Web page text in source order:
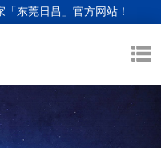
东莞日昌」官方网站！